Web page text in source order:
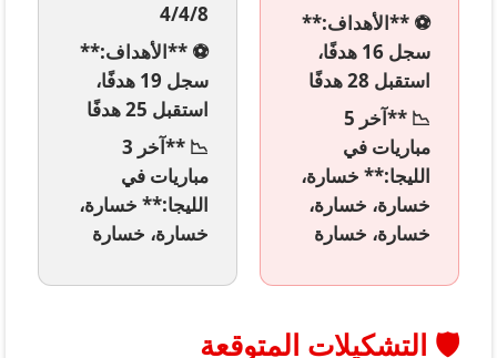
⚽ **الأهداف:**
سجل 16 هدفًا،
استقبل 28 هدفًا
📉 **آخر 5
مباريات في
الليجا:** خسارة،
خسارة، خسارة،
خسارة، خسارة
4/4/8
⚽ **الأهداف:**
سجل 19 هدفًا،
استقبل 25 هدفًا
📉 **آخر 3
مباريات في
الليجا:** خسارة،
خسارة، خسارة
🛡️ التشكيلات المتوقعة